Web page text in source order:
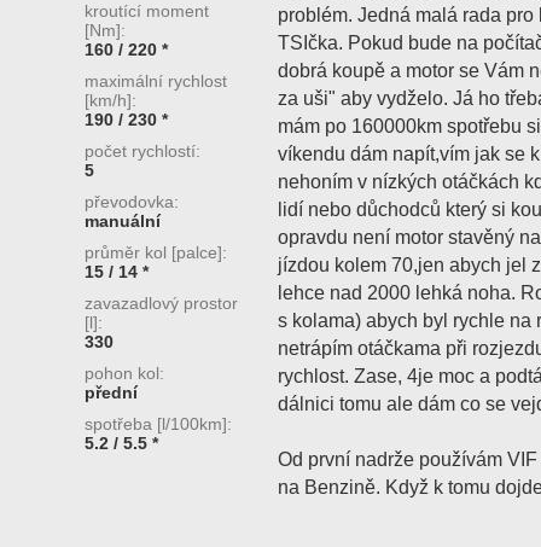
kroutící moment
[Nm]:
160 / 220 *
maximální rychlost
[km/h]:
190 / 230 *
počet rychlostí:
5
převodovka:
manuální
průměr kol [palce]:
15 / 14 *
zavazadlový prostor
[l]:
330
pohon kol:
přední
spotřeba [l/100km]:
5.2 / 5.5 *
problém. Jedná malá rada
TSIčka. Pokud bude na
dobrá koupě a motor se Vám
za uši" aby vydželo. Já ho
mám po 160000km spotřebu
víkendu dám napít,vím jak se
nehoním v nízkých otáčkách
lidí nebo důchodců který si
opravdu není motor stavěný
jízdou kolem 70,jen abych jel
lehce nad 2000 lehká noha.
s kolama) abych byl rychle na
netrápím otáčkama při
rychlost. Zase, 4je moc a
dálnici tomu ale dám co se
Od první nadrže používám
na Benzině. Když k tomu